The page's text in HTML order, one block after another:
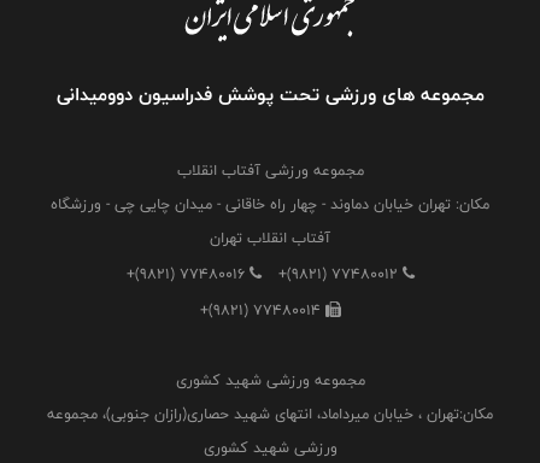
مجموعه های ورزشی تحت پوشش فدراسیون دوومیدانی
مجموعه ورزشی آفتاب انقلاب
مکان: تهران خیابان دماوند - چهار راه خاقانی - میدان چایی چی - ورزشگاه
آفتاب انقلاب تهران
+(9821) 77480012
+(9821) 77480016
+(9821) 77480014
مجموعه ورزشی شهید کشوری
مکان:تهران ، خیابان میرداماد، انتهای شهید حصاری(رازان جنوبی)، مجموعه
ورزشی شهید کشوری